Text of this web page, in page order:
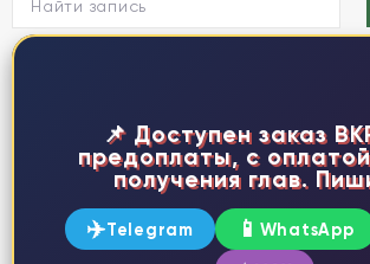
📌 Доступен заказ
предоплаты, с
получения глав.
✈️Telegram 📱 WhatsApp